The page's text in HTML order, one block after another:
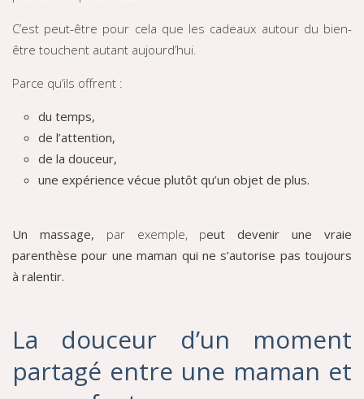
C’est peut-être pour cela que les cadeaux autour du bien-
être touchent autant aujourd’hui.
Parce qu’ils offrent :
du temps,
de l’attention,
de la douceur,
une expérience vécue plutôt qu’un objet de plus.
Un massage, par exemple, peut devenir une vraie
parenthèse pour une maman qui ne s’autorise pas toujours
à ralentir.
La douceur d’un moment
partagé entre une maman et